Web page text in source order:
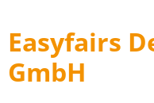
Easyfairs
GmbH